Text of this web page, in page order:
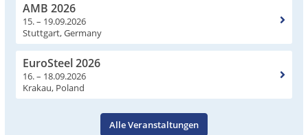
AMB 2026
15. – 19.09.2026
Stuttgart, Germany
EuroSteel 2026
16. – 18.09.2026
Krakau, Poland
Alle Veranstaltungen